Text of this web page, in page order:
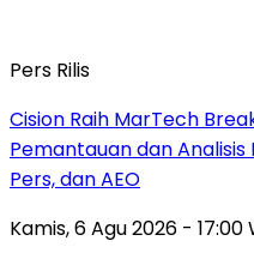
Pers Rilis
Cision Raih MarTech
Pemantauan dan Analisis
Pers, dan AEO
Kamis, 6 Agu 2026 - 17:00